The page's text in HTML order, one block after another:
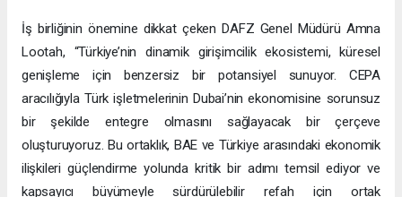
İş birliğinin önemine dikkat çeken DAFZ Genel Müdürü Amna
Lootah, “Türkiye’nin dinamik girişimcilik ekosistemi, küresel
genişleme için benzersiz bir potansiyel sunuyor. CEPA
aracılığıyla Türk işletmelerinin Dubai’nin ekonomisine sorunsuz
bir şekilde entegre olmasını sağlayacak bir çerçeve
oluşturuyoruz. Bu ortaklık, BAE ve Türkiye arasındaki ekonomik
ilişkileri güçlendirme yolunda kritik bir adımı temsil ediyor ve
kapsayıcı büyümeyle sürdürülebilir refah için ortak